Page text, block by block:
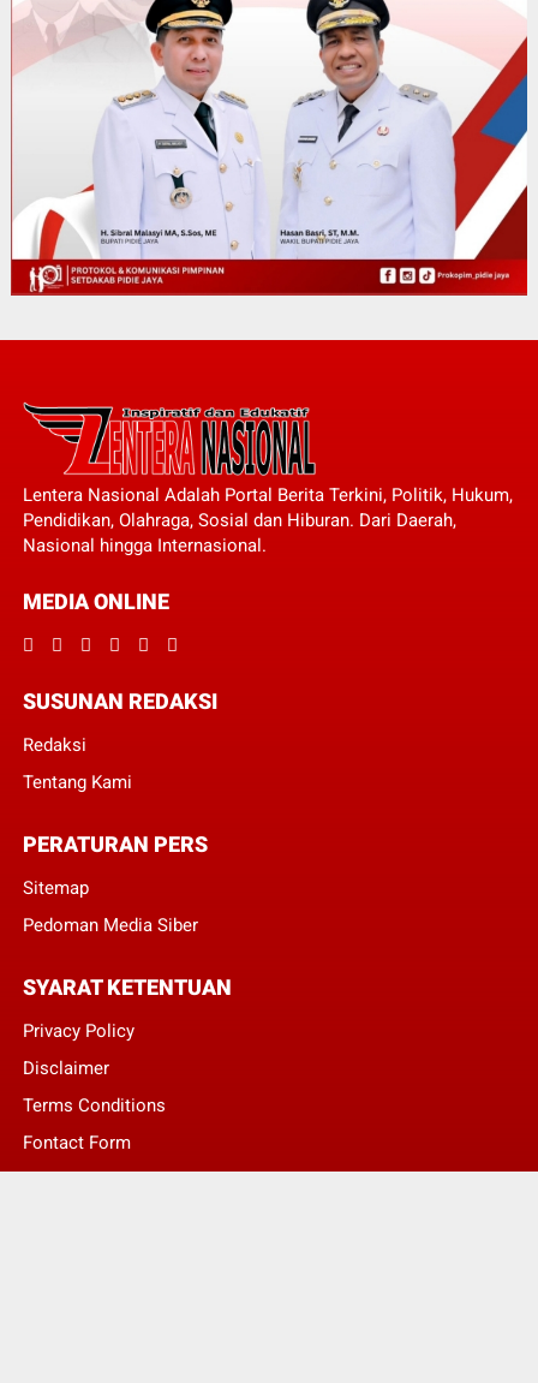
Lentera Nasional Adalah Portal Berita Terkini, Politik, Hukum,
Pendidikan, Olahraga, Sosial dan Hiburan. Dari Daerah,
Nasional hingga Internasional.
MEDIA ONLINE
SUSUNAN REDAKSI
Redaksi
Tentang Kami
PERATURAN PERS
Sitemap
Pedoman Media Siber
SYARAT KETENTUAN
Privacy Policy
Disclaimer
Terms Conditions
Fontact Form